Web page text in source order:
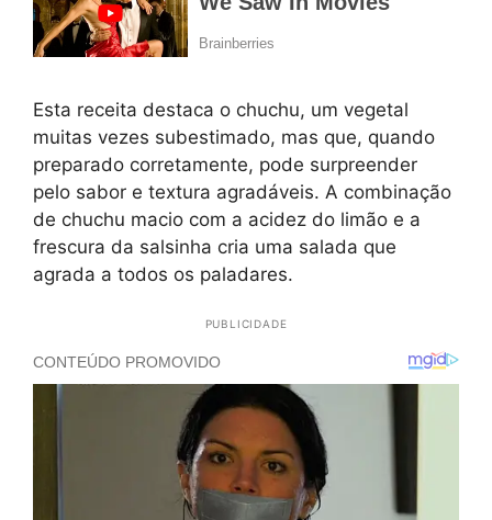
Esta receita destaca o chuchu, um vegetal
muitas vezes subestimado, mas que, quando
preparado corretamente, pode surpreender
pelo sabor e textura agradáveis. A combinação
de chuchu macio com a acidez do limão e a
frescura da salsinha cria uma salada que
agrada a todos os paladares.
PUBLICIDADE